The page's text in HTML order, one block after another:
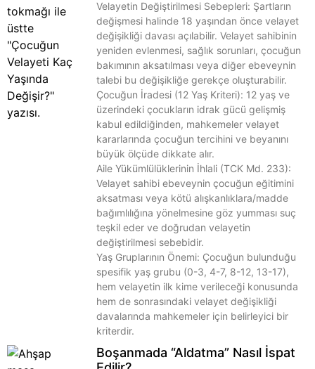
Velayetin Değiştirilmesi Sebepleri: Şartların
değişmesi halinde 18 yaşından önce velayet
değişikliği davası açılabilir. Velayet sahibinin
yeniden evlenmesi, sağlık sorunları, çocuğun
bakımının aksatılması veya diğer ebeveynin
talebi bu değişikliğe gerekçe oluşturabilir.
Çocuğun İradesi (12 Yaş Kriteri): 12 yaş ve
üzerindeki çocukların idrak gücü gelişmiş
kabul edildiğinden, mahkemeler velayet
kararlarında çocuğun tercihini ve beyanını
büyük ölçüde dikkate alır.
Aile Yükümlülüklerinin İhlali (TCK Md. 233):
Velayet sahibi ebeveynin çocuğun eğitimini
aksatması veya kötü alışkanlıklara/madde
bağımlılığına yönelmesine göz yumması suç
teşkil eder ve doğrudan velayetin
değiştirilmesi sebebidir.
Yaş Gruplarının Önemi: Çocuğun bulunduğu
spesifik yaş grubu (0-3, 4-7, 8-12, 13-17),
hem velayetin ilk kime verileceği konusunda
hem de sonrasındaki velayet değişikliği
davalarında mahkemeler için belirleyici bir
kriterdir.
Boşanmada “Aldatma” Nasıl İspat